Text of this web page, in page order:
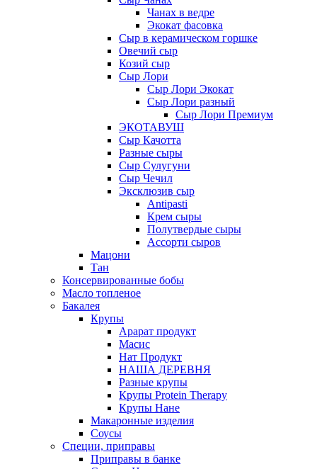
Чанах в ведре
Экокат фасовка
Сыр в керамическом горшке
Овечий сыр
Козий сыр
Сыр Лори
Сыр Лори Экокат
Сыр Лори разный
Сыр Лори Премиум
ЭКОТАВУШ
Сыр Качотта
Разные сыры
Сыр Сулугуни
Сыр Чечил
Эксклюзив сыр
Antipasti
Крем сыры
Полутвердые сыры
Ассорти сыров
Мацони
Тан
Консервированные бобы
Масло топленое
Бакалея
Крупы
Арарат продукт
Масис
Нат Продукт
НАША ДЕРЕВНЯ
Разные крупы
Крупы Protein Therapy
Крупы Нане
Макаронные изделия
Соусы
Специи, приправы
Приправы в банке